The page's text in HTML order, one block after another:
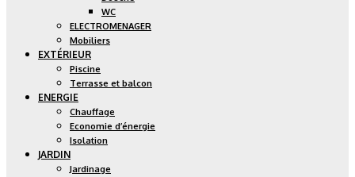
WC
ELECTROMENAGER
Mobiliers
EXTÉRIEUR
Piscine
Terrasse et balcon
ENERGIE
Chauffage
Economie d’énergie
Isolation
JARDIN
Jardinage